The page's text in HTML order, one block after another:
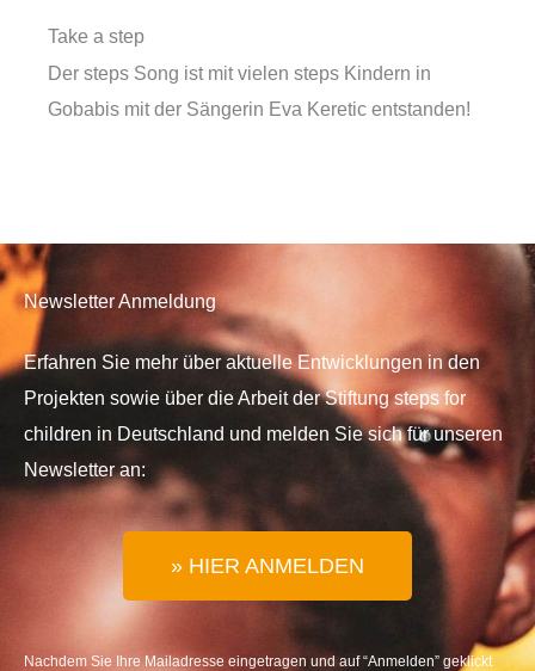
Take a step
Der steps Song ist mit vielen steps Kindern in
Gobabis mit der Sängerin Eva Keretic entstanden!
Newsletter Anmeldung
Erfahren Sie mehr über aktuelle Entwicklungen in den
Projekten sowie über die Arbeit der Stiftung steps for
children in Deutschland und melden Sie sich für unseren
Newsletter an:
» HIER ANMELDEN
Nachdem Sie Ihre Mailadresse eingetragen und auf “Anmelden” geklickt